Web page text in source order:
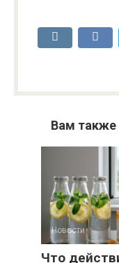
Вам также
Новости
Что